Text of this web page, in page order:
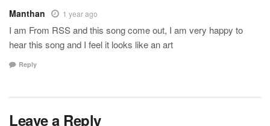
Manthan 1 year ago
I am From RSS and this song come out, I am very happy to
hear this song and I feel it looks like an art
Reply
Leave a Reply